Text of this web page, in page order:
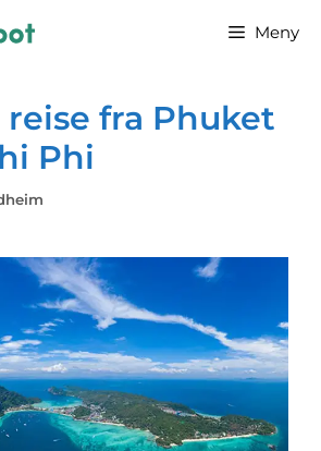
Meny
fra Phuket
Phi